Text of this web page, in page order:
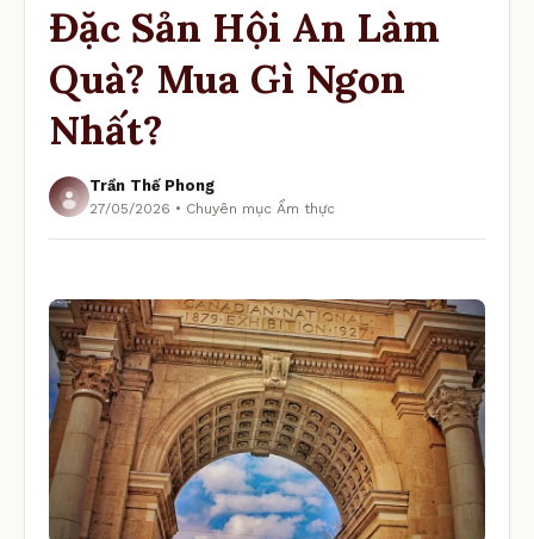
Đặc Sản Hội An Làm
Quà? Mua Gì Ngon
Nhất?
Trần Thế Phong
27/05/2026 • Chuyên mục Ẩm thực